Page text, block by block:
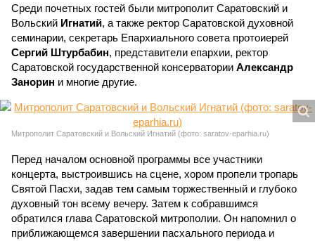
Среди почетных гостей были митрополит Саратовский и
Вольский Игнатий, а также ректор Саратовской духовной
семинарии, секретарь Епархиального совета протоиерей
Сергий Штурбабин, представители епархии, ректор
Саратовской государственной консерватории Александр
Занорин и многие другие.
Митрополит Саратовский и Вольский Игнатий (фото: saratov-eparhia.ru)
Перед началом основной программы все участники
концерта, выстроившись на сцене, хором пропели тропарь
Святой Пасхи, задав тем самым торжественный и глубоко
духовный тон всему вечеру. Затем к собравшимся
обратился глава Саратовской митрополии. Он напомнил о
приближающемся завершении пасхального периода и